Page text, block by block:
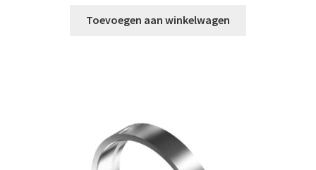
Toevoegen aan winkelwagen